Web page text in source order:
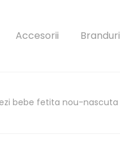
Accesorii Branduri
bebe fetita nou-nascuta